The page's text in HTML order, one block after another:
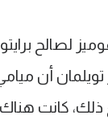
لصالح
تويلمان أن
ومع ذلك،